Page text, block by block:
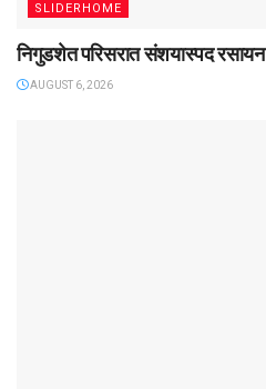
SLIDERHOME
निगुडशेत परिसरात संशयास्पद रसायन
AUGUST 6, 2026